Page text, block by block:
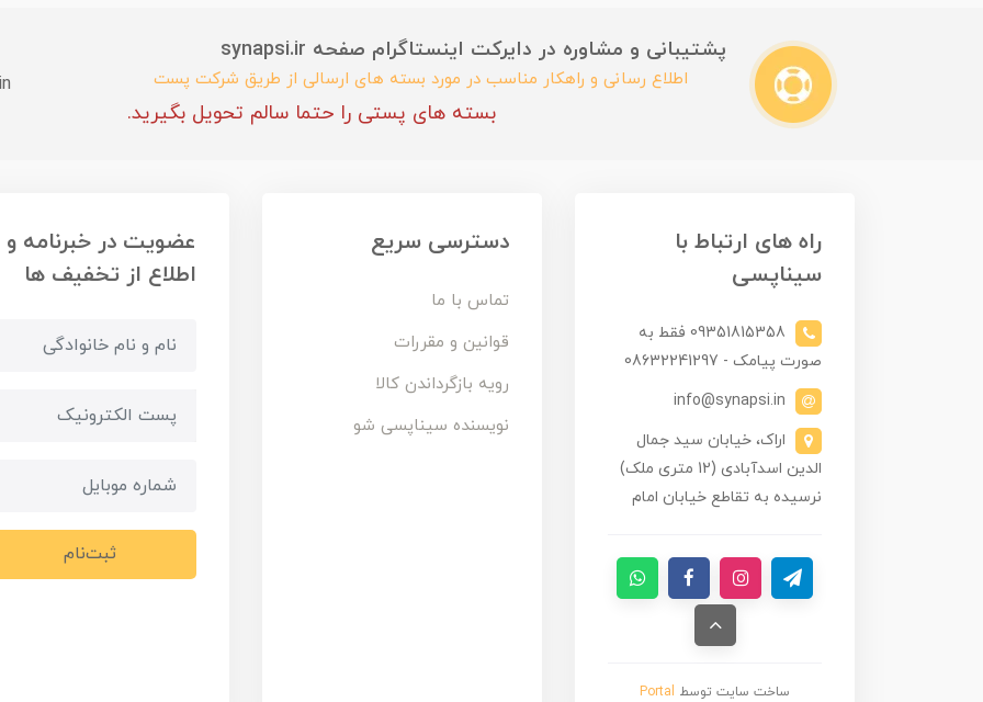
پشتیبانی و مشاوره در دایرکت اینستاگرام صفحه synapsi.ir
اطلاع رسانی و راهکار مناسب در مورد بسته های ارسالی از طریق شرکت پست
بسته های پستی را حتما سالم تحویل بگیرید.
راه های ارتباط با
سیناپسی
09351815358 فقط به
صورت پیامک - 08632241297
info@synapsi.in
اراک، خیابان سید جمال
الدین اسدآبادی (12 متری ملک)
نرسیده به تقاطع خیابان امام
ساخت سایت توسط Portal
دسترسی سریع
تماس با ما
قوانین و مقررات
رویه بازگرداندن کالا
نویسنده سیناپسی شو
عضویت در خبرنامه و
اطلاع از تخفیف ها
ثبت‌نام